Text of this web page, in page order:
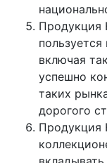
Продукция
включая
успешно
таких
дорогого
Продукция